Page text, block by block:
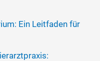
Ein Leitfaden für